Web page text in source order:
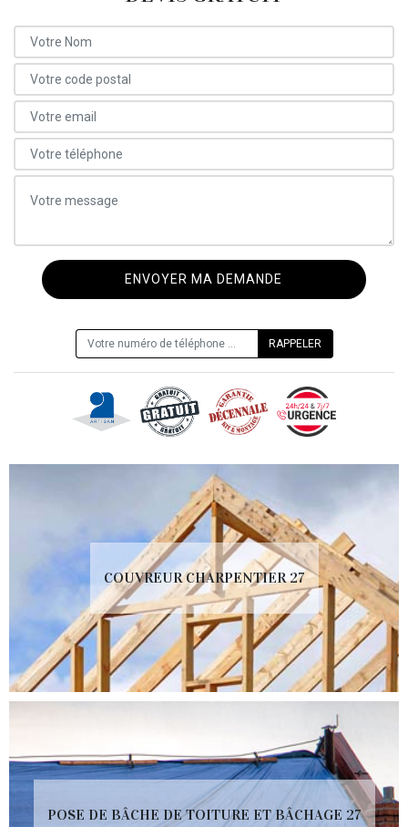
COUVREUR CHARPENTIER 27
POSE DE BÂCHE DE TOITURE ET BÂCHAGE 27